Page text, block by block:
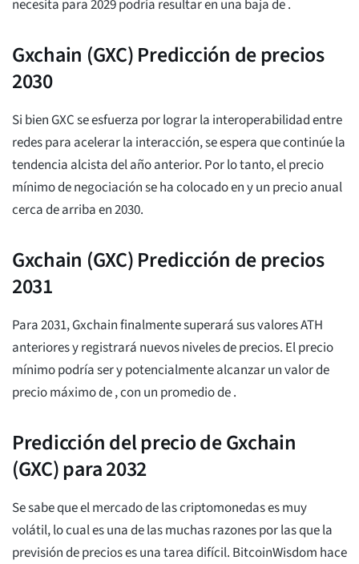
necesita para 2029 podría resultar en una baja de.
Gxchain (GXC) Predicción de precios
2030
Si bien GXC se esfuerza por lograr la interoperabilidad entre
redes para acelerar la interacción, se espera que continúe la
tendencia alcista del año anterior. Por lo tanto, el precio
mínimo de negociación se ha colocado eny un precio anual
cerca de arribaen 2030.
Gxchain (GXC) Predicción de precios
2031
Para 2031, Gxchain finalmente superará sus valores ATH
anteriores y registrará nuevos niveles de precios. El precio
mínimo podría sery potencialmente alcanzar un valor de
precio máximo de, con un promedio de.
Predicción del precio de Gxchain
(GXC) para 2032
Se sabe que el mercado de las criptomonedas es muy
volátil, lo cual es una de las muchas razones por las que la
previsión de precios es una tarea difícil. BitcoinWisdom hace